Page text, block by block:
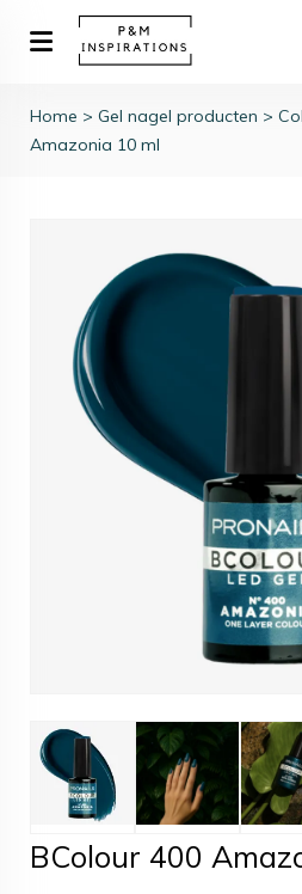
Home > Gel nagel producten >
Amazonia 10 ml
BColour 400